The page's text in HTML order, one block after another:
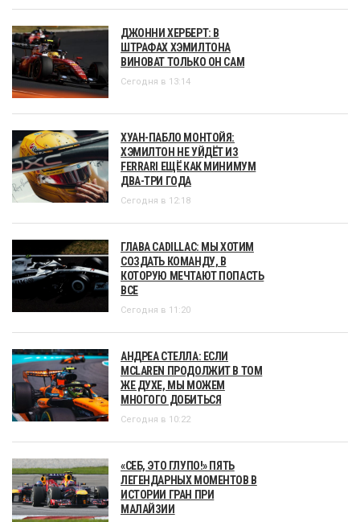
ДЖОННИ ХЕРБЕРТ: В
ШТРАФАХ ХЭМИЛТОНА
ВИНОВАТ ТОЛЬКО ОН САМ
Сегодня в 13:14
ХУАН-ПАБЛО МОНТОЙЯ:
ХЭМИЛТОН НЕ УЙДЁТ ИЗ
FERRARI ЕЩЁ КАК МИНИМУМ
ДВА-ТРИ ГОДА
Сегодня в 12:18
ГЛАВА CADILLAC: МЫ ХОТИМ
СОЗДАТЬ КОМАНДУ, В
КОТОРУЮ МЕЧТАЮТ ПОПАСТЬ
ВСЕ
Сегодня в 11:20
АНДРЕА СТЕЛЛА: ЕСЛИ
MCLAREN ПРОДОЛЖИТ В ТОМ
ЖЕ ДУХЕ, МЫ МОЖЕМ
МНОГОГО ДОБИТЬСЯ
Сегодня в 10:22
«СЕБ, ЭТО ГЛУПО!» ПЯТЬ
ЛЕГЕНДАРНЫХ МОМЕНТОВ В
ИСТОРИИ ГРАН ПРИ
МАЛАЙЗИИ